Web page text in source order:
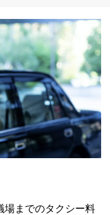
場までのタクシー料